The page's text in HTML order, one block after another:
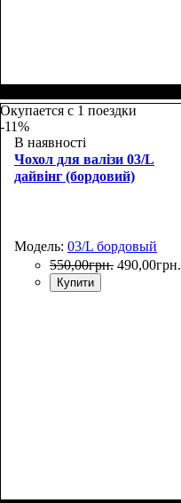
Окупается с 1 поездки
-11%
В наявності
Чохол для валізи 03/L
дайвінг (бордовий)
Модель: 03/L бордовый
550,00грн. 490,00грн.
Купити